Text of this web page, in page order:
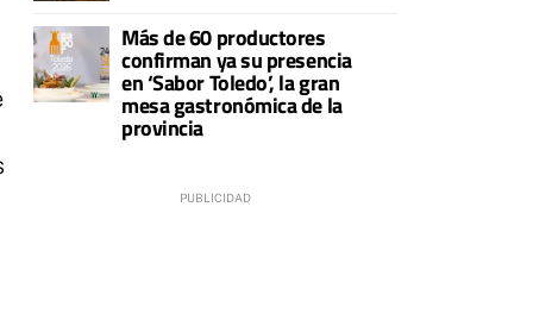
Más de 60 productores
confirman ya su presencia
en ‘Sabor Toledo’, la gran
mesa gastronómica de la
provincia